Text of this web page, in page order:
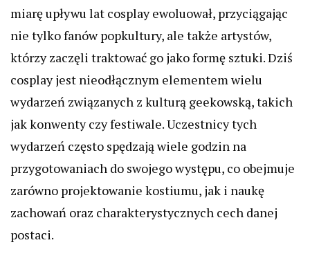
miarę upływu lat cosplay ewoluował, przyciągając
nie tylko fanów popkultury, ale także artystów,
którzy zaczęli traktować go jako formę sztuki. Dziś
cosplay jest nieodłącznym elementem wielu
wydarzeń związanych z kulturą geekowską, takich
jak konwenty czy festiwale. Uczestnicy tych
wydarzeń często spędzają wiele godzin na
przygotowaniach do swojego występu, co obejmuje
zarówno projektowanie kostiumu, jak i naukę
zachowań oraz charakterystycznych cech danej
postaci.